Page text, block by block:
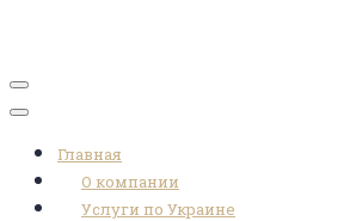
Toggle
navigation
Главная
О компании
Услуги по Украине